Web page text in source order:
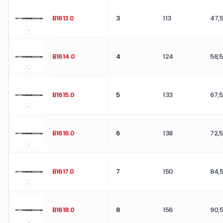
B1613.0 3 113 47,5
B1614.0 4 124 58,5
B1615.0 5 133 67,5
B1616.0 6 138 72,5
B1617.0 7 150 84,5
B1618.0 8 156 90,5